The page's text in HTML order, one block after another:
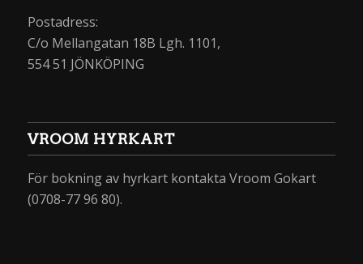
Postadress:
C/o Mellangatan 18B Lgh. 1101,
554 51 JÖNKÖPING
VROOM HYRKART
För bokning av hyrkart kontakta Vroom Gokart
(0708-77 96 80).